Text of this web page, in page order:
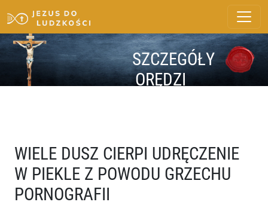
SZCZEGÓŁY
ORĘDZI
WIELE DUSZ CIERPI UDRĘCZENIE
W PIEKLE Z POWODU GRZECHU
PORNOGRAFII